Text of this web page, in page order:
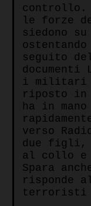
controllo.
le forze
siedono su
seguito
documenti
i militari
riposto in
ha in
verso
due figli,
al collo e
Spara
risponde
terroristi